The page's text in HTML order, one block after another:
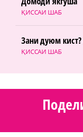
ҚИССАИ ШАБ
ҚИССАИ ШАБ
Зани дуюм